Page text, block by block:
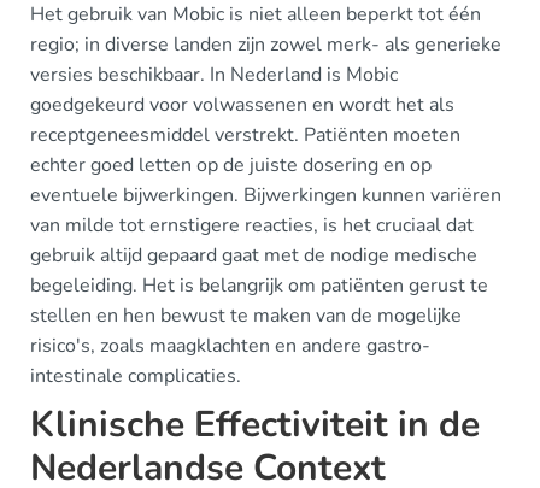
Het gebruik van Mobic is niet alleen beperkt tot één
regio; in diverse landen zijn zowel merk- als generieke
versies beschikbaar. In Nederland is Mobic
goedgekeurd voor volwassenen en wordt het als
receptgeneesmiddel verstrekt. Patiënten moeten
echter goed letten op de juiste dosering en op
eventuele bijwerkingen. Bijwerkingen kunnen variëren
van milde tot ernstigere reacties, is het cruciaal dat
gebruik altijd gepaard gaat met de nodige medische
begeleiding. Het is belangrijk om patiënten gerust te
stellen en hen bewust te maken van de mogelijke
risico's, zoals maagklachten en andere gastro-
intestinale complicaties.
Klinische Effectiviteit in de
Nederlandse Context